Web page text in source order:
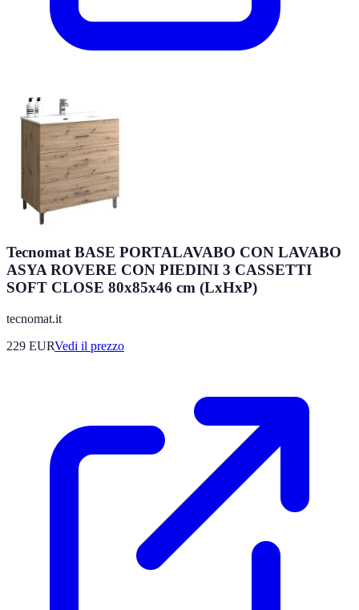
Tecnomat BASE PORTALAVABO CON LAVABO
ASYA ROVERE CON PIEDINI 3 CASSETTI
SOFT CLOSE 80x85x46 cm (LxHxP)
tecnomat.it
229 EURVedi il prezzo